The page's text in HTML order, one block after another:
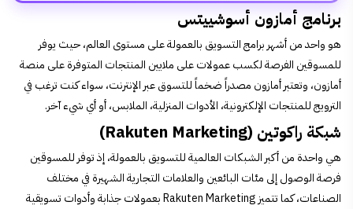
برنامج أمازون أسوشييتس
هو واحد من أشهر برامج التسويق بالعمولة على مستوى العالم، حيث يوفر
للمسوقين الفرصة لكسب عمولات على ملايين المنتجات المتوفرة على منصة
أمازون، وتعتبر أمازون مصدراً ضخماً للتسوق عبر الإنترنت، سواء كنت ترغب في
الترويج للمنتجات الإلكترونية، الأدوات المنزلية، الملابس، أو أي شيء آخر.
شبكة راكوتين (Rakuten Marketing)
هي واحدة من أكبر الشبكات العالمية للتسويق بالعمولة، إذ توفر للمسوقين
فرصة الوصول إلى مئات البائعين والعلامات التجارية الشهيرة في مختلف
الصناعات، كما تتميز Rakuten Marketing بعمولات جذابة وأدوات تسويقية